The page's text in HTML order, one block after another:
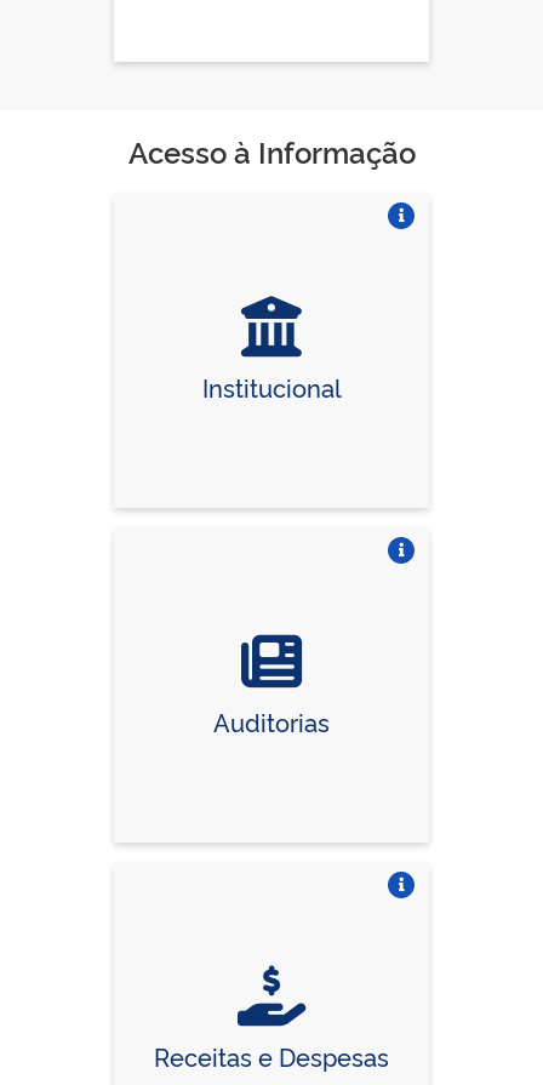
Acesso à Informação
Institucional
Auditorias
Receitas e Despesas